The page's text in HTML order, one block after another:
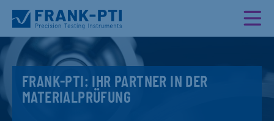
FRANK-PTI: IHR PARTNER IN DER
MATERIALPRÜFUNG